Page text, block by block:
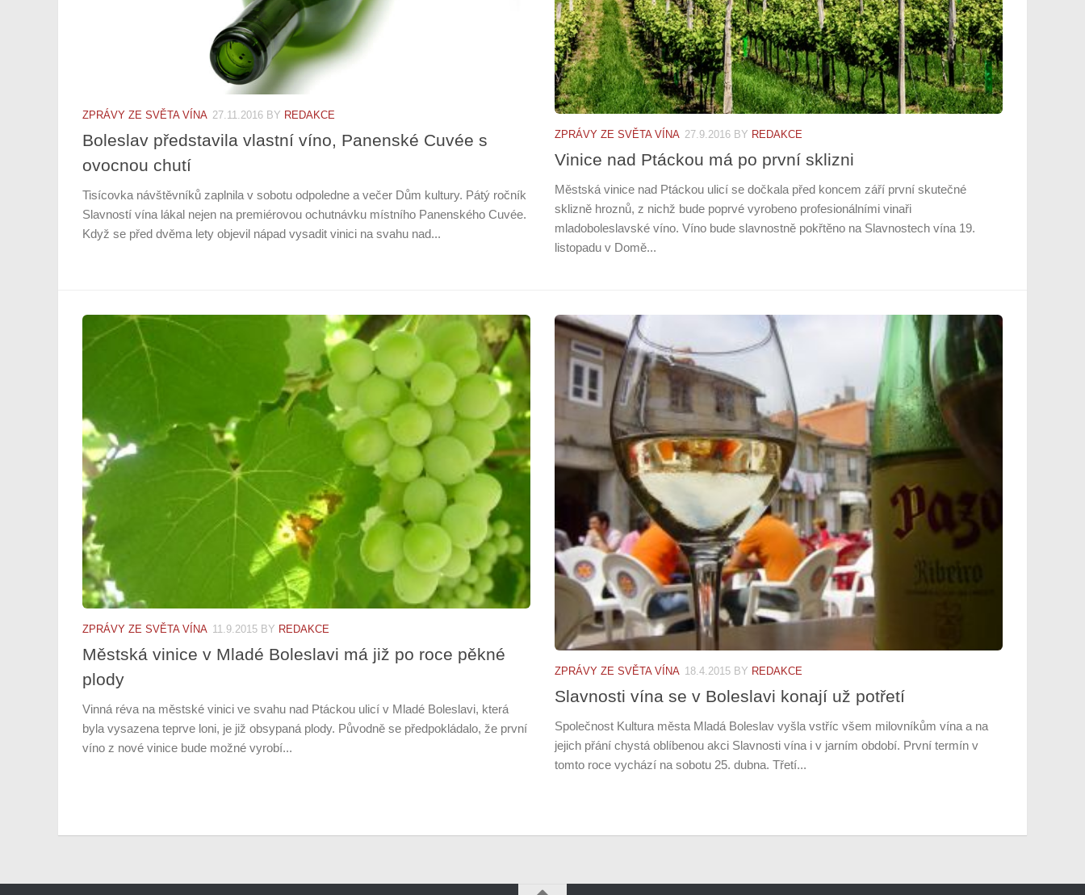
ZPRÁVY ZE SVĚTA VÍNA 27.11.2016 BY REDAKCE
Boleslav představila vlastní víno, Panenské Cuvée s
ovocnou chutí
Tisícovka návštěvníků zaplnila v sobotu odpoledne a večer Dům kultury. Pátý ročník
Slavností vína lákal nejen na premiérovou ochutnávku místního Panenského Cuvée.
Když se před dvěma lety objevil nápad vysadit vinici na svahu nad...
ZPRÁVY ZE SVĚTA VÍNA 27.9.2016 BY REDAKCE
Vinice nad Ptáckou má po první sklizni
Městská vinice nad Ptáckou ulicí se dočkala před koncem září první skutečné
sklizně hroznů, z nichž bude poprvé vyrobeno profesionálními vinaři
mladoboleslavské víno. Víno bude slavnostně pokřtěno na Slavnostech vína 19.
listopadu v Domě...
ZPRÁVY ZE SVĚTA VÍNA 11.9.2015 BY REDAKCE
Městská vinice v Mladé Boleslavi má již po roce pěkné
plody
Vinná réva na městské vinici ve svahu nad Ptáckou ulicí v Mladé Boleslavi, která
byla vysazena teprve loni, je již obsypaná plody. Původně se předpokládalo, že první
víno z nové vinice bude možné vyrobí...
ZPRÁVY ZE SVĚTA VÍNA 18.4.2015 BY REDAKCE
Slavnosti vína se v Boleslavi konají už potřetí
Společnost Kultura města Mladá Boleslav vyšla vstříc všem milovníkům vína a na
jejich přání chystá oblíbenou akci Slavnosti vína i v jarním období. První termín v
tomto roce vychází na sobotu 25. dubna. Třetí...